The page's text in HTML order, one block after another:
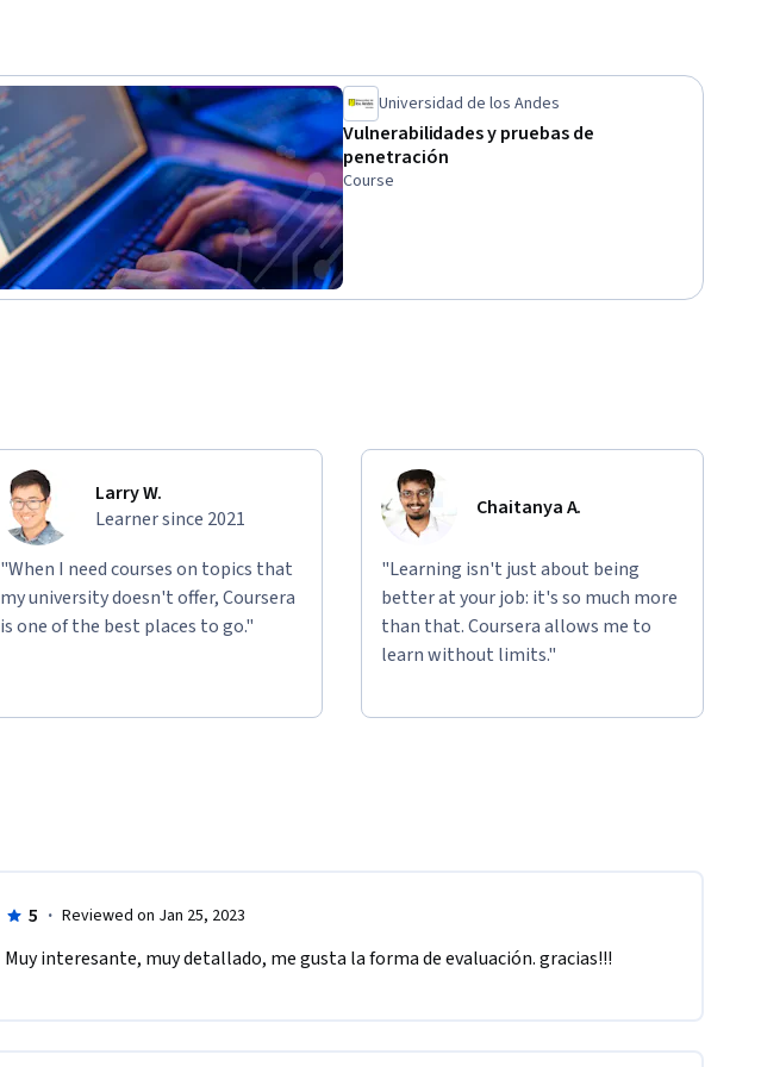
Universidad de los Andes
Vulnerabilidades y pruebas de
penetración
Course
Larry W.
Learner since 2021
"When I need courses on topics that
my university doesn't offer, Coursera
is one of the best places to go."
Chaitanya A.
"Learning isn't just about being
better at your job: it's so much more
than that. Coursera allows me to
learn without limits."
5 · Reviewed on Jan 25, 2023
Muy interesante, muy detallado, me gusta la forma de evaluación. gracias!!!